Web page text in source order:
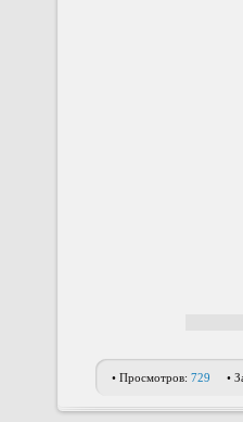
• Просмотров: 729 •